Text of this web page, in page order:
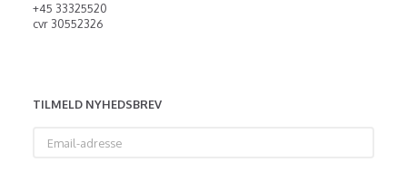
+45 33325520
cvr 30552326
TILMELD NYHEDSBREV
adresse